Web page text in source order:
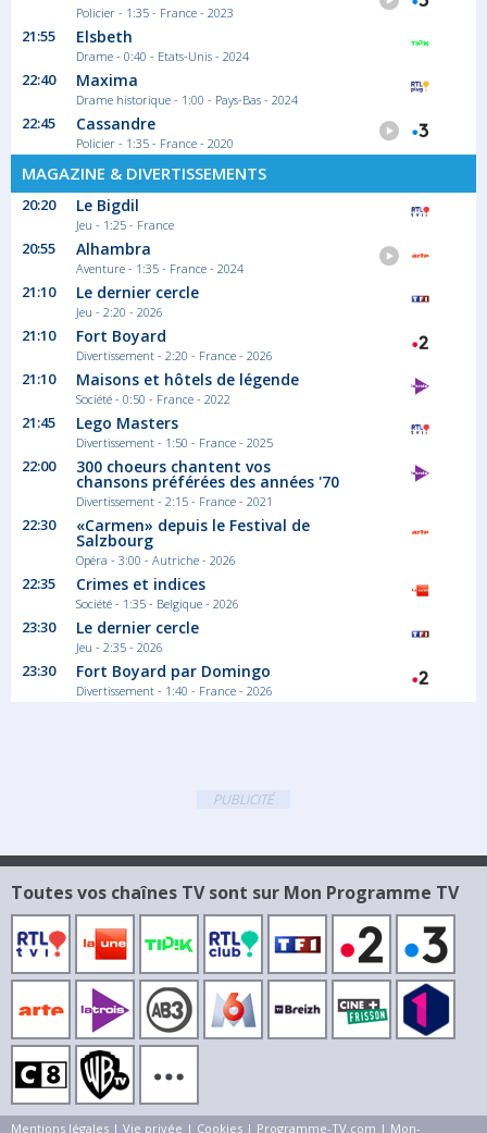
Policier - 1:35 - France - 2023
21:55 Elsbeth
Drame - 0:40 - Etats-Unis - 2024
22:40 Maxima
Drame historique - 1:00 - Pays-Bas - 2024
22:45 Cassandre
Policier - 1:35 - France - 2020
MAGAZINE & DIVERTISSEMENTS
20:20 Le Bigdil
Jeu - 1:25 - France
20:55 Alhambra
Aventure - 1:35 - France - 2024
21:10 Le dernier cercle
Jeu - 2:20 - 2026
21:10 Fort Boyard
Divertissement - 2:20 - France - 2026
21:10 Maisons et hôtels de légende
Société - 0:50 - France - 2022
21:45 Lego Masters
Divertissement - 1:50 - France - 2025
22:00 300 choeurs chantent vos
chansons préférées des années '70
Divertissement - 2:15 - France - 2021
22:30 «Carmen» depuis le Festival de
Salzbourg
Opéra - 3:00 - Autriche - 2026
22:35 Crimes et indices
Société - 1:35 - Belgique - 2026
23:30 Le dernier cercle
Jeu - 2:35 - 2026
23:30 Fort Boyard par Domingo
Divertissement - 1:40 - France - 2026
PUBLICITÉ
Toutes vos chaînes TV sont sur Mon Programme TV
Mentions légales | Vie privée | Cookies | Programme-TV.com | Mon-